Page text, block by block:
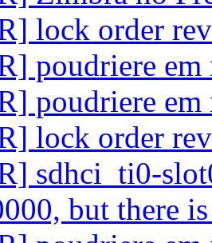
lock order
poudriere
poudriere
lock order
sdhci_ti0-
but there